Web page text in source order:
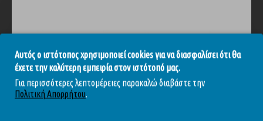
Αυτός ο ιστότοπος χρησιμοποιεί cookies για να διασφαλίσει ότι θα
έχετε την καλύτερη εμπειρία στον ιστότοπό μας.
Για περισσότερες λεπτομέρειες παρακαλώ διαβάστε την
Πολιτική Απορρήτου.